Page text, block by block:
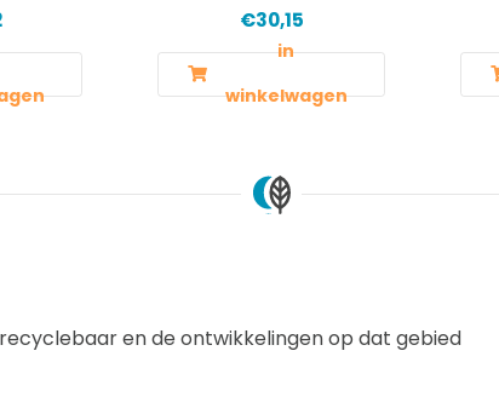
€30,15
in
winkelwagen
en de ontwikkelingen op dat gebied